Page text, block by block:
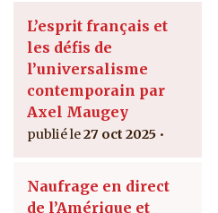
L’esprit français et
les défis de
l’universalisme
contemporain par
Axel Maugey
27 oct 2025
Naufrage en direct
de l’Amérique et